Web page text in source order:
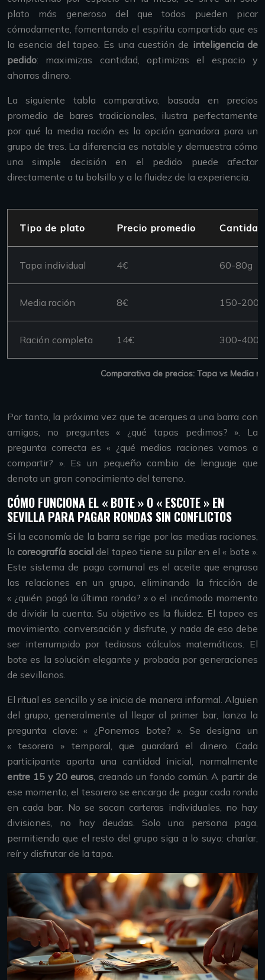
plato más generoso del que todos pueden picar
cómodamente, fomentando el espíritu compartido que es
la esencia del tapeo. Es una cuestión de inteligencia de
pedido: maximizas cantidad, optimizas el espacio y
ahorras dinero.
La siguiente tabla comparativa, basada en precios
promedio de bares tradicionales, ilustra perfectamente
por qué la media ración es la opción ganadora para un
grupo de tres. La diferencia es notable y demuestra cómo
una simple decisión en el pedido puede afectar
directamente a tu bolsillo y a la fluidez de la experiencia.
Comparativa de precios: Tapa vs Media
Tipo de plato Precio promedio
Tapa individual 4€ 60-80g
Media ración 8€ 150-200g
Ración completa 14€ 300-400g
Por tanto, la próxima vez que te acerques a una barra con
amigos, no preguntes « ¿qué tapas pedimos? ». La
pregunta correcta es « ¿qué medias raciones vamos a
compartir? ». Es un pequeño cambio de lenguaje que
denota un gran conocimiento del terreno.
CÓMO FUNCIONA EL « BOTE » O « ESCOTE » EN
SEVILLA PARA PAGAR RONDAS SIN CONFLICTOS
Si la economía de la barra se rige por las medias raciones,
lacoreografía socialdel tapeo tiene su pilar en el « bote ».
Este sistema de pago comunal es el aceite que engrasa
las relaciones en un grupo, eliminando la fricción de
« ¿quién pagó la última ronda? » o el incómodo momento
de dividir la cuenta. Su objetivo es la fluidez. El tapeo es
movimiento, conversación y disfrute, y nada de eso debe
ser interrumpido por tediosos cálculos matemáticos. El
bote es la solución elegante y probada por generaciones
de sevillanos.
El ritual es sencillo y se inicia de manera informal. Alguien
del grupo, generalmente al llegar al primer bar, lanza la
pregunta clave: « ¿Ponemos bote? ». Se designa un
« tesorero » temporal, que guardará el dinero. Cada
participante aporta una cantidad inicial, normalmente
entre 15 y 20 euros, creando un fondo común. A partir de
ese momento, el tesorero se encarga de pagar cada ronda
en cada bar. No se sacan carteras individuales, no hay
divisiones, no hay deudas. Solo una persona paga,
permitiendo que el resto del grupo siga a lo suyo: charlar,
reír y disfrutar de la tapa.